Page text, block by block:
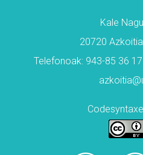
Kale
20720
Telefonoak: 943-85 36